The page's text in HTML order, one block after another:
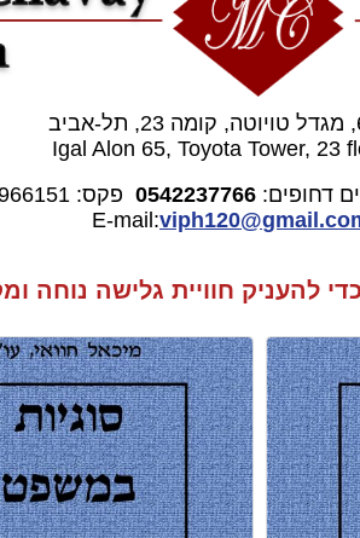
Igal Alon 65, Toyota Tower, 23
דחופים: 0542237766 פקס: 03-6966151
viph120@
להעניק חוויית גלישה נוחה